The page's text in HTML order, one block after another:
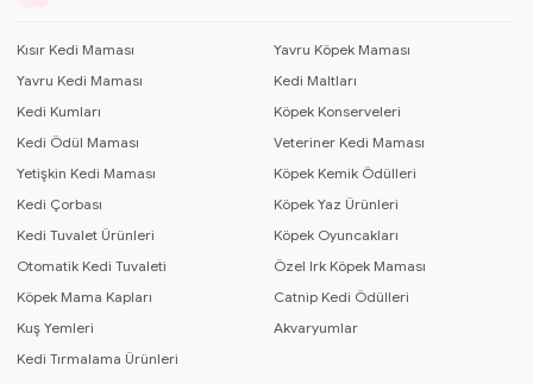
Kısır Kedi Maması
Yavru Köpek Maması
Yavru Kedi Maması
Kedi Maltları
Kedi Kumları
Köpek Konserveleri
Kedi Ödül Maması
Veteriner Kedi Maması
Yetişkin Kedi Maması
Köpek Kemik Ödülleri
Kedi Çorbası
Köpek Yaz Ürünleri
Kedi Tuvalet Ürünleri
Köpek Oyuncakları
Otomatik Kedi Tuvaleti
Özel Irk Köpek Maması
Köpek Mama Kapları
Catnip Kedi Ödülleri
Kuş Yemleri
Akvaryumlar
Kedi Tırmalama Ürünleri